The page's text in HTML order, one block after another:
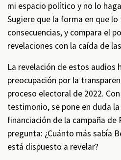
mi espacio político y no lo
Sugiere que la forma en que
consecuencias, y compara el
revelaciones con la caída de
La revelación de estos audios
preocupación por la
proceso electoral de 2022.
testimonio, se pone en duda
financiación de la campaña de
pregunta: ¿Cuánto más sabía
está dispuesto a revelar?